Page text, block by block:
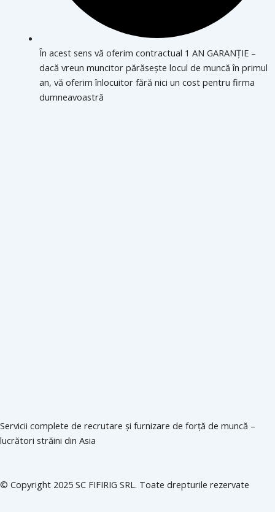
În acest sens vă oferim contractual 1 AN GARANȚIE –
dacă vreun muncitor părăsește locul de muncă în primul
an, vă oferim înlocuitor fără nici un cost pentru firma
dumneavoastră
Servicii complete de recrutare și furnizare de forță de muncă –
lucrători străini din Asia
© Copyright 2025 SC FIFIRIG SRL. Toate drepturile rezervate